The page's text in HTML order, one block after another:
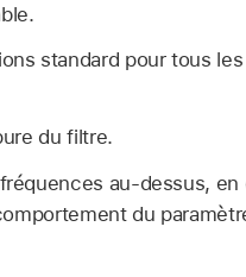
standard pour tous
du filtre.
au-dessus, en
du